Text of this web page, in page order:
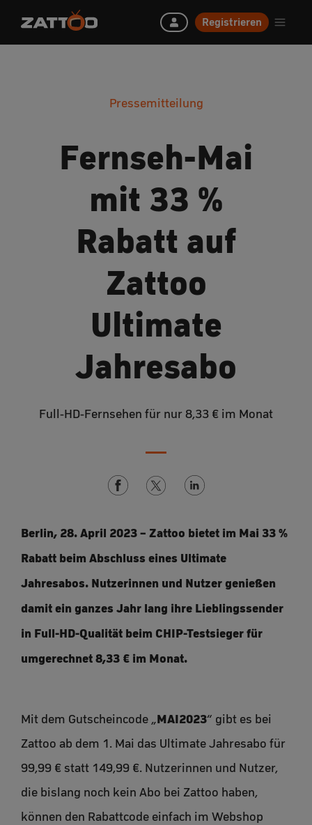
Registrieren
Pressemitteilung
Fernseh-Mai
mit 33 %
Rabatt auf
Zattoo
Ultimate
Jahresabo
Full-HD-Fernsehen für nur 8,33 € im Monat
Berlin, 28. April 2023 – Zattoo bietet im Mai 33 %
Rabatt beim Abschluss eines Ultimate
Jahresabos. Nutzerinnen und Nutzer genießen
damit ein ganzes Jahr lang ihre Lieblingssender
in Full-HD-Qualität beim CHIP-Testsieger für
umgerechnet 8,33 € im Monat.
Mit dem Gutscheincode „MAI2023“ gibt es bei
Zattoo ab dem 1. Mai das Ultimate Jahresabo für
99,99 € statt 149,99 €. Nutzerinnen und Nutzer,
die bislang noch kein Abo bei Zattoo haben,
können den Rabattcode einfach im Webshop